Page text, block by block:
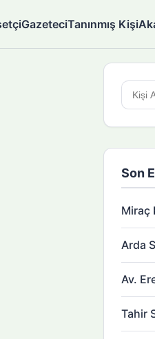
GazeteciTanınmış Kişi
Arama
yapın:
Son
Miraç
Arda
Av.
Tahir